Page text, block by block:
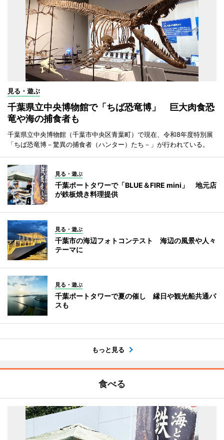
見る・遊ぶ
千葉県立中央博物館で「ちば恐竜博」 巨大肉食恐
竜や海の捕食者も
千葉県立中央博物館（千葉市中央区青葉町）で現在、令和8年度特別展
「ちば恐竜博－驚異の捕食者（ハンター）たち－」が行われている。
見る・遊ぶ
千葉ポートタワーで「BLUE＆FIRE mini」 地元店
が鉄板焼き料理提供
見る・遊ぶ
千葉市の海辺フォトコンテスト 海辺の風景や人々
テーマに
見る・遊ぶ
千葉ポートタワーで夏の催し 縁日や観光船共通パ
スも
もっと見る
食べる